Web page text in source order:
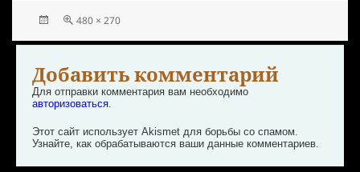
480 × 270
Добавить комментарий
Для отправки комментария вам необходимо
авторизоваться.
Этот сайт использует Akismet для борьбы со спамом.
Узнайте, как обрабатываются ваши данные комментариев.